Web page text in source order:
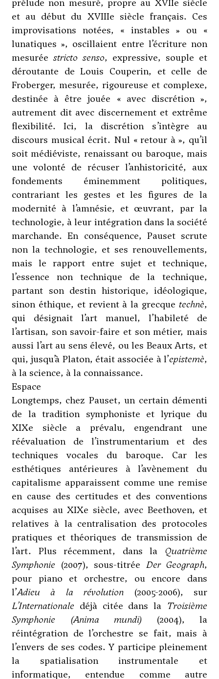
et au début du XVIIIe siècle français. Ces
improvisations notées, « instables » ou «
lunatiques », oscillaient entre l’écriture non
mesuréestricto senso, expressive, souple et
déroutante de Louis Couperin, et celle de
Froberger, mesurée, rigoureuse et complexe,
destinée à être jouée « avec discrétion »,
autrement dit avec discernement et extrême
flexibilité. Ici, la discrétion s’intègre au
discours musical écrit. Nul « retour à », qu’il
soit médiéviste, renaissant ou baroque, mais
une volonté de récuser l’anhistoricité, aux
fondements éminemment politiques,
contrariant les gestes et les figures de la
modernité à l’amnésie, et œuvrant, par la
technologie, à leur intégration dans la société
marchande. En conséquence, Pauset scrute
non la technologie, et ses renouvellements,
mais le rapport entre sujet et technique,
l’essence non technique de la technique,
partant son destin historique, idéologique,
sinon éthique, et revient à la grecque technè,
qui désignait l’art manuel, l’habileté de
l’artisan, son savoir-faire et son métier, mais
aussi l’art au sens élevé, ou les Beaux Arts, et
qui, jusqu’à Platon, était associée à l’epistemè,
à la science, à la connaissance.
Espace
Longtemps, chez Pauset, un certain démenti
de la tradition symphoniste et lyrique du
XIXe siècle a prévalu, engendrant une
réévaluation de l’instrumentarium et des
techniques vocales du baroque. Car les
esthétiques antérieures à l’avènement du
capitalisme apparaissent comme une remise
en cause des certitudes et des conventions
acquises au XIXe siècle, avec Beethoven, et
relatives à la centralisation des protocoles
pratiques et théoriques de transmission de
l’art. Plus récemment, dans la Quatrième
Symphonie (2007), sous-titrée Der Geograph,
pour piano et orchestre, ou encore dans
l’Adieu à la révolution (2005-2006), sur
L’Internationale déjà citée dans la Troisième
Symphonie (Anima mundi) (2004), la
réintégration de l’orchestre se fait, mais à
l’envers de ses codes. Y participe pleinement
la spatialisation instrumentale et
informatique, entendue comme autre